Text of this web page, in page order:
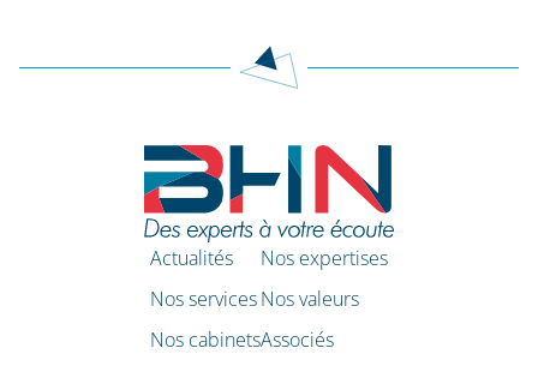
Actualités
Nos services
Nos cabinets
Nos expertises
Nos valeurs
Associés